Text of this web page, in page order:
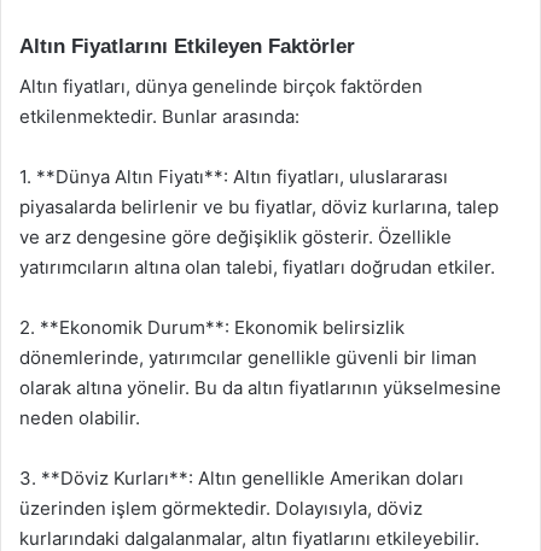
Altın Fiyatlarını Etkileyen Faktörler
Altın fiyatları, dünya genelinde birçok faktörden
etkilenmektedir. Bunlar arasında:
1. **Dünya Altın Fiyatı**: Altın fiyatları, uluslararası
piyasalarda belirlenir ve bu fiyatlar, döviz kurlarına, talep
ve arz dengesine göre değişiklik gösterir. Özellikle
yatırımcıların altına olan talebi, fiyatları doğrudan etkiler.
2. **Ekonomik Durum**: Ekonomik belirsizlik
dönemlerinde, yatırımcılar genellikle güvenli bir liman
olarak altına yönelir. Bu da altın fiyatlarının yükselmesine
neden olabilir.
3. **Döviz Kurları**: Altın genellikle Amerikan doları
üzerinden işlem görmektedir. Dolayısıyla, döviz
kurlarındaki dalgalanmalar, altın fiyatlarını etkileyebilir.